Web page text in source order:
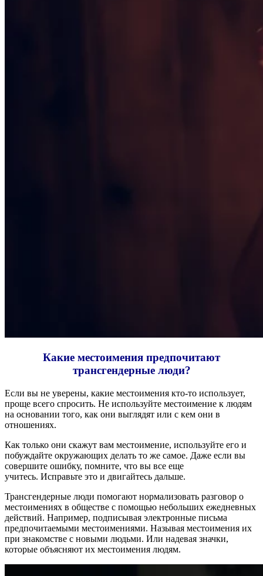
Какие местоимения предпочитают
трансгендерные люди?
Если вы не уверены, какие местоимения кто-то использует,
проще всего спросить. Не используйте местоимение к людям
на основании того, как они выглядят или с кем они в
отношениях.
Как только они скажут вам местоимение, используйте его и
побуждайте окружающих делать то же самое. Даже если вы
совершите ошибку, помните, что вы все еще
учитесь. Исправьте это и двигайтесь дальше.
Трансгендерные люди помогают нормализовать разговор о
местоимениях в обществе с помощью небольших ежедневных
действий. Например, подписывая электронные письма
предпочитаемыми местоимениями. Называя местоимения их
при знакомстве с новыми людьми. Или надевая значки,
которые объясняют их местоимения людям.